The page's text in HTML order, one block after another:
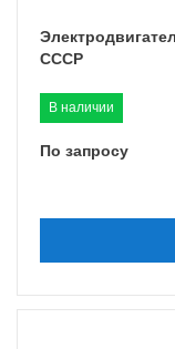
СССР
В наличии
По запросу